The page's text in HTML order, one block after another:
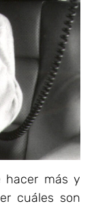
hacer más y
cuáles son